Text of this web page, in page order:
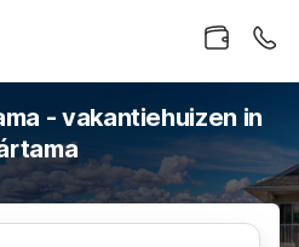
- vakantiehuizen in